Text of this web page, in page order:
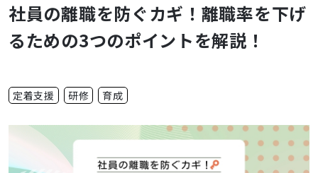
社員の離職を防ぐカギ！離職率を下げ
るための3つのポイントを解説！
定着支援 研修 育成